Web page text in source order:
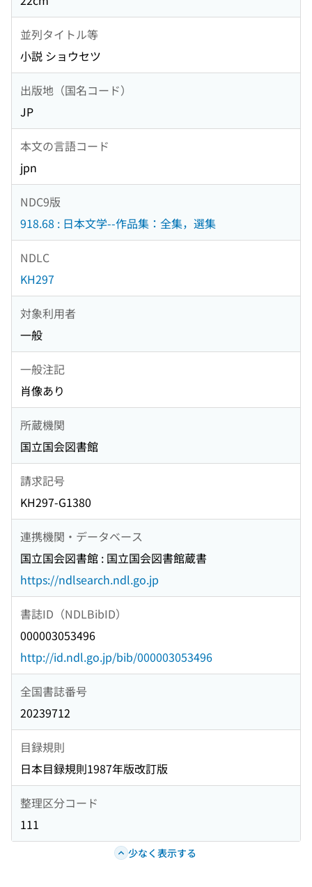
並列タイトル等
小説 ショウセツ
出版地（国名コード）
JP
本文の言語コード
jpn
NDC9版
918.68 : 日本文学--作品集：全集，選集
NDLC
KH297
対象利用者
一般
一般注記
肖像あり
所蔵機関
国立国会図書館
請求記号
KH297-G1380
連携機関・データベース
国立国会図書館 : 国立国会図書館蔵書
https://ndlsearch.ndl.go.jp
書誌ID（NDLBibID）
000003053496
http://id.ndl.go.jp/bib/000003053496
全国書誌番号
20239712
目録規則
日本目録規則1987年版改訂版
整理区分コード
111
少なく表示する